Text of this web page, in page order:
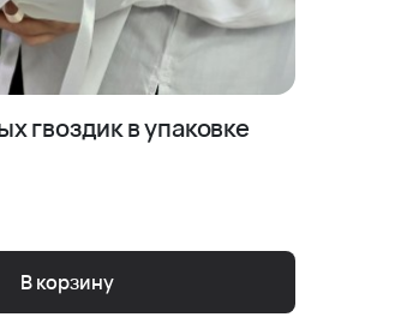
гвоздик в упаковке
В корзину